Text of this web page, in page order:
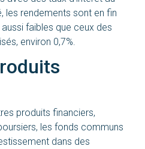
les rendements sont en fin
faibles que ceux des
environ 0,7%.
produits financiers,
les fonds communs
dans des